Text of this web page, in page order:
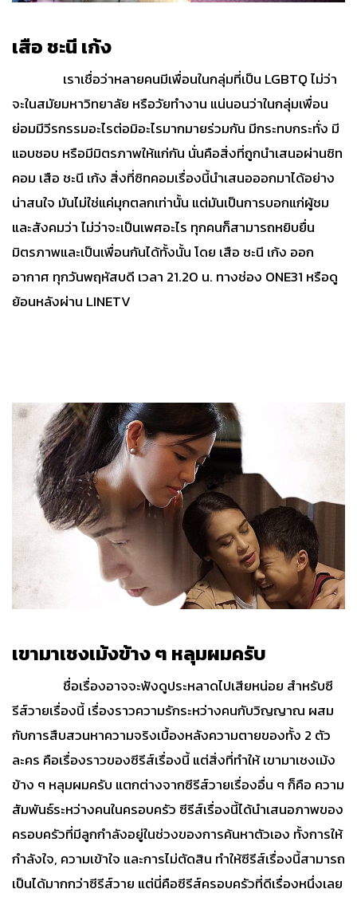
เสือ ชะนี เก้ง
เราเชื่อว่าหลายคนมีเพื่อนในกลุ่มที่เป็น LGBTQ ไม่ว่า
จะในสมัยมหาวิทยาลัย หรือวัยทำงาน แน่นอนว่าในกลุ่มเพื่อน
ย่อมมีวีรกรรมอะไรต่อมิอะไรมากมายร่วมกัน มีกระทบกระทั่ง มี
แอบชอบ หรือมีมิตรภาพให้แก่กัน นั่นคือสิ่งที่ถูกนำเสนอผ่านซิท
คอม เสือ ชะนี เก้ง สิ่งที่ซิทคอมเรื่องนี้นำเสนอออกมาได้อย่าง
น่าสนใจ มันไม่ใช่แค่มุกตลกเท่านั้น แต่มันเป็นการบอกแก่ผู้ชม
และสังคมว่า ไม่ว่าจะเป็นเพศอะไร ทุกคนก็สามารถหยิบยื่น
มิตรภาพและเป็นเพื่อนกันได้ทั้งนั้น โดย เสือ ชะนี เก้ง ออก
อากาศ ทุกวันพฤหัสบดี เวลา 21.20 น. ทางช่อง ONE31 หรือดู
ย้อนหลังผ่าน LINETV
เขามาเชงเม้งข้าง ๆ หลุมผมครับ
ชื่อเรื่องอาจจะฟังดูประหลาดไปเสียหน่อย สำหรับซี
รีส์วายเรื่องนี้ เรื่องราวความรักระหว่างคนกับวิญญาณ ผสม
กับการสืบสวนหาความจริงเบื้องหลังความตายของทั้ง 2 ตัว
ละคร คือเรื่องราวของซีรีส์เรื่องนี้ แต่สิ่งที่ทำให้ เขามาเชงเม้ง
ข้าง ๆ หลุมผมครับ แตกต่างจากซีรีส์วายเรื่องอื่น ๆ ก็คือ ความ
สัมพันธ์ระหว่างคนในครอบครัว ซีรีส์เรื่องนี้ได้นำเสนอภาพของ
ครอบครัวที่มีลูกกำลังอยู่ในช่วงของการค้นหาตัวเอง ทั้งการให้
กำลังใจ, ความเข้าใจ และการไม่ตัดสิน ทำให้ซีรีส์เรื่องนี้สามารถ
เป็นได้มากกว่าซีรีส์วาย แต่นี่คือซีรีส์ครอบครัวที่ดีเรื่องหนึ่งเลย